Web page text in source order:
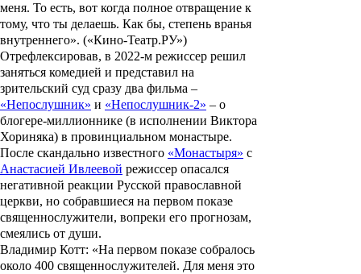
меня. То есть, вот когда полное отвращение к
тому, что ты делаешь. Как бы, степень вранья
внутреннего». («Кино-Театр.РУ»)
Отрефлексировав, в 2022-м режиссер решил
заняться комедией и представил на
зрительский суд сразу два фильма –
«Непослушник» и «Непослушник-2» – о
блогере-миллионнике (в исполнении Виктора
Хориняка) в провинциальном монастыре.
После скандально известного «Монастыря» с
Анастасией Ивлеевой режиссер опасался
негативной реакции Русской православной
церкви, но собравшиеся на первом показе
священнослужители, вопреки его прогнозам,
смеялись от души.
Владимир Котт: «На первом показе собралось
около 400 священнослужителей. Для меня это